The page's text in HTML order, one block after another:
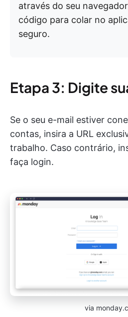
através do seu
código para colar no
seguro.
Etapa 3: Digite
Se o seu e-mail estiver
contas, insira a URL
trabalho. Caso contrário,
faça login.
via